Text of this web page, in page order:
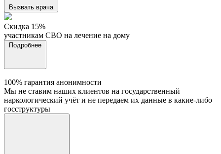
Вызвать врача
Cкидка 15%
участникам СВО на лечение на дому
Подробнее
100% гарантия анонимности
Мы не ставим наших клиентов на государственный
наркологический учёт и не передаем их данные в какие-либо
госструктуры